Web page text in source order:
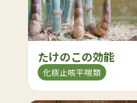
たけのこの効能
化痰止咳平喘類